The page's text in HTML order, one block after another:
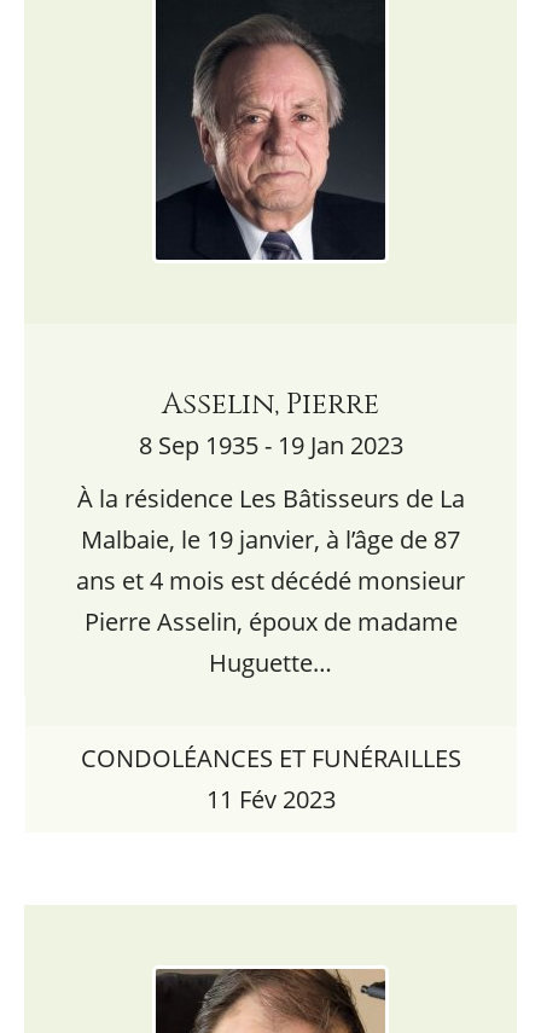
Asselin, Pierre
8 Sep 1935 - 19 Jan 2023
À la résidence Les Bâtisseurs de La
Malbaie, le 19 janvier, à l’âge de 87
ans et 4 mois est décédé monsieur
Pierre Asselin, époux de madame
Huguette…
CONDOLÉANCES ET FUNÉRAILLES
11 Fév 2023